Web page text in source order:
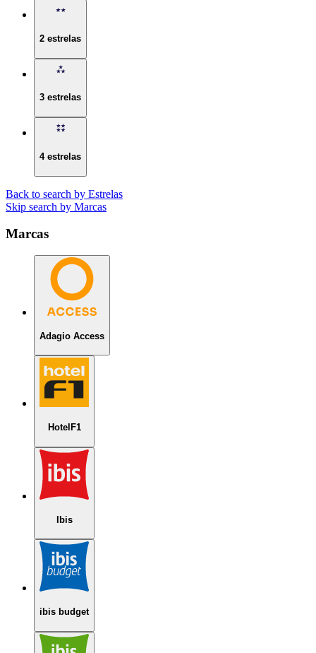
2 estrelas
3 estrelas
4 estrelas
Back to search by Estrelas
Skip search by Marcas
Marcas
Adagio Access
HotelF1
Ibis
ibis budget